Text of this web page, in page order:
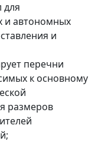
для
и автономных
и
перечни
к основному
размеров